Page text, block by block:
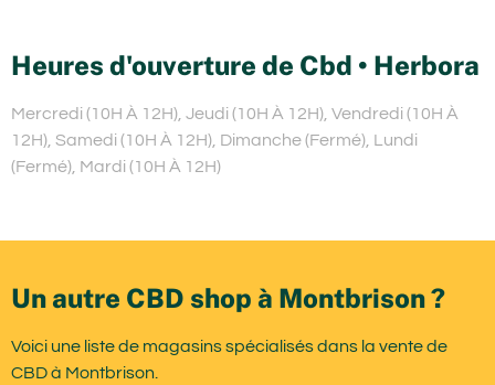
Heures d'ouverture de Cbd • Herbora
Mercredi (10H À 12H), Jeudi (10H À 12H), Vendredi (10H À
12H), Samedi (10H À 12H), Dimanche (Fermé), Lundi
(Fermé), Mardi (10H À 12H)
Un autre CBD shop à Montbrison ?
Voici une liste de magasins spécialisés dans la vente de
CBD à Montbrison.